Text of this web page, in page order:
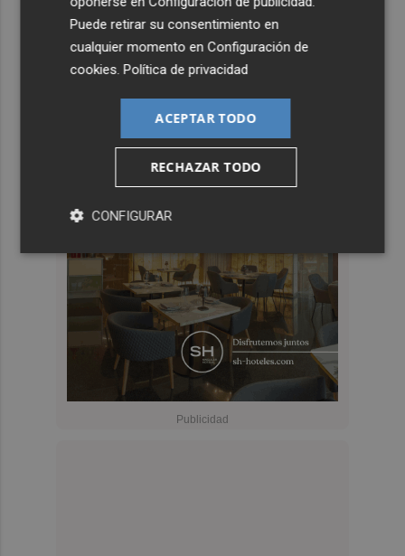
Puede retirar su consentimiento en
cualquier momento enConfiguración de
cookies .Política de privacidad
ACEPTAR TODO
RECHAZAR TODO
CONFIGURAR